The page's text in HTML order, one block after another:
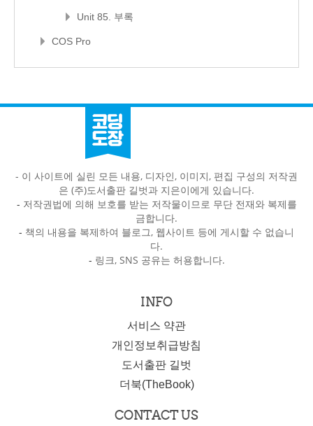
Unit 85. 부록
COS Pro
- 이 사이트에 실린 모든 내용, 디자인, 이미지, 편집 구성의 저작권
은 (주)도서출판 길벗과 지은이에게 있습니다.
- 저작권법에 의해 보호를 받는 저작물이므로 무단 전재와 복제를
금합니다.
- 책의 내용을 복제하여 블로그, 웹사이트 등에 게시할 수 없습니
다.
- 링크, SNS 공유는 허용합니다.
INFO
서비스 약관
개인정보취급방침
도서출판 길벗
더북(TheBook)
CONTACT US